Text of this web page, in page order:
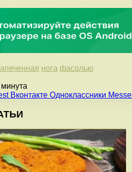
нога фасолью
Вконтакте Одноклассники